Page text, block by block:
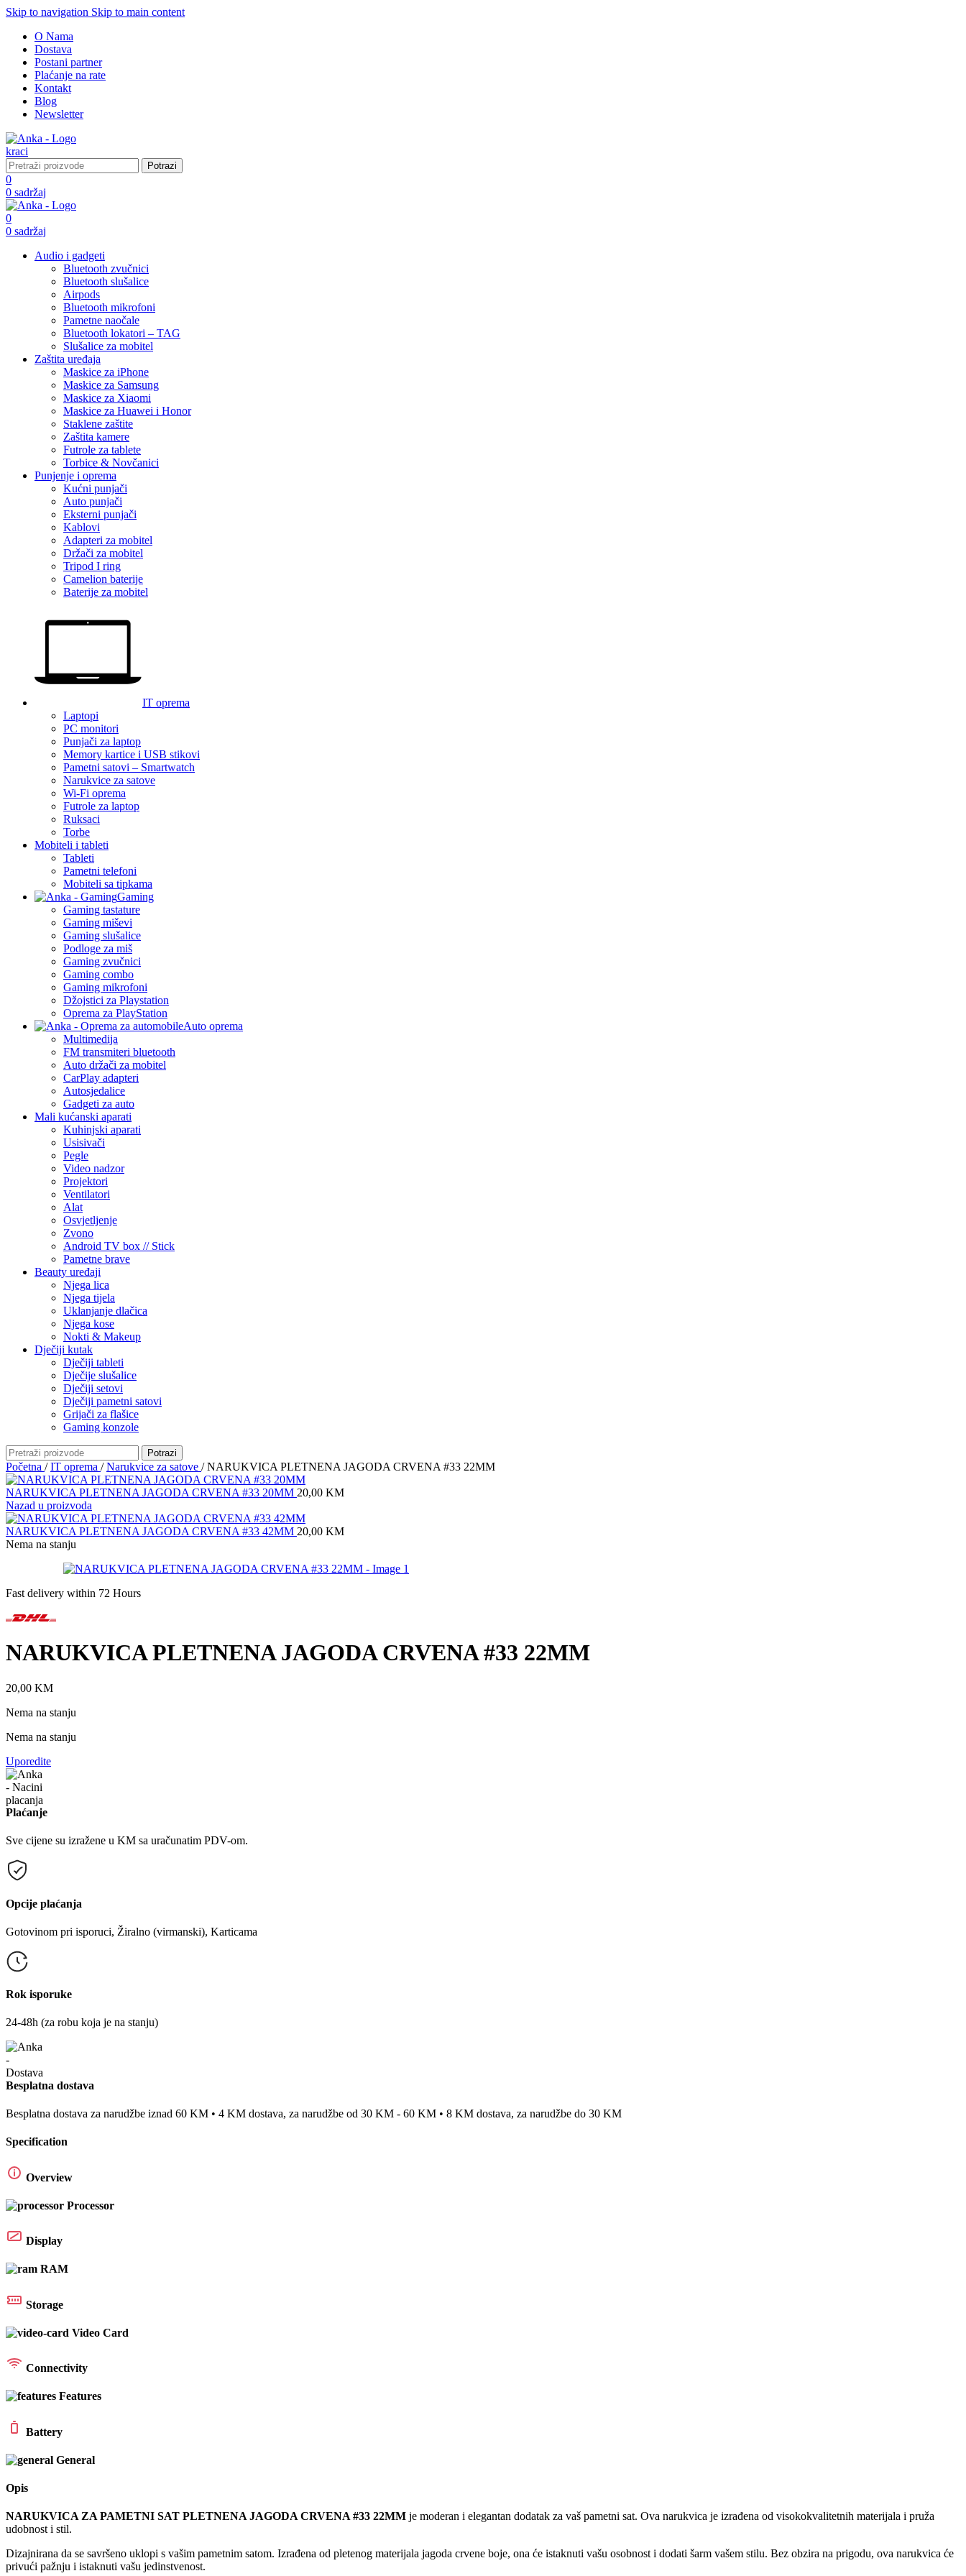
Skip to navigation Skip to main content
O Nama
Dostava
Postani partner
Plaćanje na rate
Kontakt
Blog
Newsletter
Potrazi
0
0 sadržaj
0
0 sadržaj
Audio i gadgeti
Bluetooth zvučnici
Bluetooth slušalice
Airpods
Bluetooth mikrofoni
Pametne naočale
Bluetooth lokatori – TAG
Slušalice za mobitel
Zaštita uređaja
Maskice za iPhone
Maskice za Samsung
Maskice za Xiaomi
Maskice za Huawei i Honor
Staklene zaštite
Zaštita kamere
Futrole za tablete
Torbice & Novčanici
Punjenje i oprema
Kućni punjači
Auto punjači
Eksterni punjači
Kablovi
Adapteri za mobitel
Držači za mobitel
Tripod I ring
Camelion baterije
Baterije za mobitel
IT oprema
Laptopi
PC monitori
Punjači za laptop
Memory kartice i USB stikovi
Pametni satovi – Smartwatch
Narukvice za satove
Wi-Fi oprema
Futrole za laptop
Ruksaci
Torbe
Mobiteli i tableti
Tableti
Pametni telefoni
Mobiteli sa tipkama
Gaming
Gaming tastature
Gaming miševi
Gaming slušalice
Podloge za miš
Gaming zvučnici
Gaming combo
Gaming mikrofoni
Džojstici za Playstation
Oprema za PlayStation
Auto oprema
Multimedija
FM transmiteri bluetooth
Auto držači za mobitel
CarPlay adapteri
Autosjedalice
Gadgeti za auto
Mali kućanski aparati
Kuhinjski aparati
Usisivači
Pegle
Video nadzor
Projektori
Ventilatori
Alat
Osvjetljenje
Zvono
Android TV box // Stick
Pametne brave
Beauty uređaji
Njega lica
Njega tijela
Uklanjanje dlačica
Njega kose
Nokti & Makeup
Dječiji kutak
Dječiji tableti
Dječije slušalice
Dječiji setovi
Dječiji pametni satovi
Grijači za flašice
Gaming konzole
Potrazi
Početna / IT oprema / Narukvice za satove / NARUKVICA PLETNENA JAGODA CRVENA #33 22MM
NARUKVICA PLETNENA JAGODA CRVENA #33 20MM 20,00 KM
Nazad u proizvoda
NARUKVICA PLETNENA JAGODA CRVENA #33 42MM 20,00 KM
Nema na stanju
Fast delivery within 72 Hours
NARUKVICA PLETNENA JAGODA CRVENA #33 22MM
20,00 KM
Nema na stanju
Nema na stanju
Uporedite
Plaćanje
Sve cijene su izražene u KM sa uračunatim PDV-om.
Opcije plaćanja
Gotovinom pri isporuci, Žiralno (virmanski), Karticama
Rok isporuke
24-48h (za robu koja je na stanju)
Besplatna dostava
Besplatna dostava za narudžbe iznad 60 KM • 4 KM dostava, za narudžbe od 30 KM - 60 KM • 8 KM dostava, za narudžbe do 30 KM
Specification
Overview
Processor
Display
RAM
Storage
Video Card
Connectivity
Features
Battery
General
Opis
NARUKVICA ZA PAMETNI SAT PLETNENA JAGODA CRVENA #33 22MM je moderan i elegantan dodatak za vaš pametni sat. Ova narukvica je izrađena od visokokvalitetnih materijala i pruža
udobnost i stil.
Dizajnirana da se savršeno uklopi s vašim pametnim satom. Izrađena od pletenog materijala jagoda crvene boje, ona će istaknuti vašu osobnost i dodati šarm vašem stilu. Bez obzira na prigodu, ova narukvica će
privući pažnju i istaknuti vašu jedinstvenost.